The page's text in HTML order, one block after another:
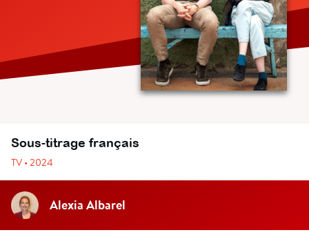
Sous-titrage français
TV • 2024
Alexia Albarel